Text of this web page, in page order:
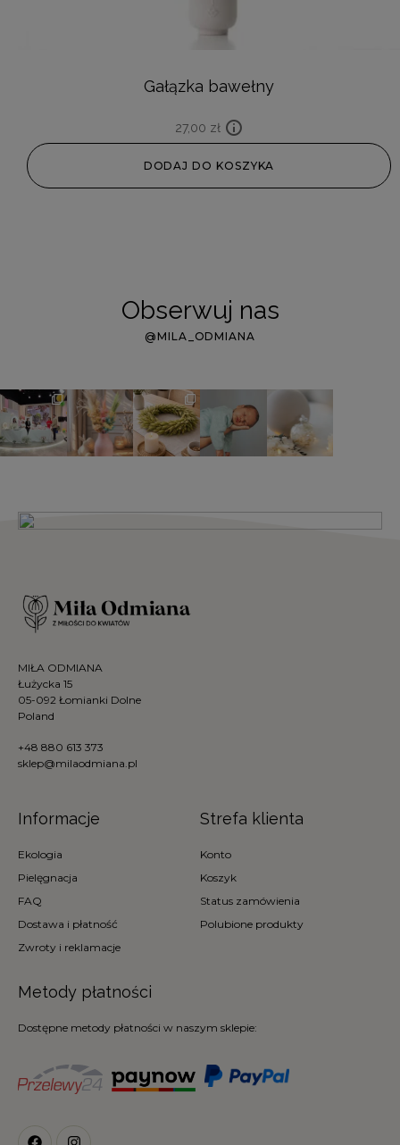
Gałązka bawełny
27,00 zł
DODAJ DO KOSZYKA
Obserwuj nas
@MILA_ODMIANA
MIŁA ODMIANA
Łużycka 15
05-092 Łomianki Dolne
Poland
+48 880 613 373
sklep@milaodmiana.pl
Informacje
Ekologia
Pielęgnacja
FAQ
Dostawa i płatność
Zwroty i reklamacje
Strefa klienta
Konto
Koszyk
Status zamówienia
Polubione produkty
Metody płatności
Dostępne metody płatności w naszym sklepie: